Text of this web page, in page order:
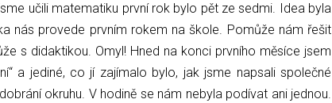
učili matematiku první rok bylo pět ze sedmi. Idea byla
nás provede prvním rokem na škole. Pomůže nám řešit
s didaktikou. Omyl! Hned na konci prvního měsíce jsem
a jediné, co jí zajímalo bylo, jak jsme napsali společné
okruhu. V hodině se nám nebyla podívat ani jednou.